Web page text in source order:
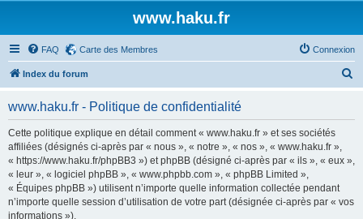
www.haku.fr
FAQ Carte des Membres Connexion
Index du forum
www.haku.fr - Politique de confidentialité
Cette politique explique en détail comment « www.haku.fr » et ses sociétés
affiliées (désignés ci-après par « nous », « notre », « nos », « www.haku.fr »,
« https://www.haku.fr/phpBB3 ») et phpBB (désigné ci-après par « ils », « eux »,
« leur », « logiciel phpBB », « www.phpbb.com », « phpBB Limited »,
« Équipes phpBB ») utilisent n’importe quelle information collectée pendant
n’importe quelle session d’utilisation de votre part (désignée ci-après par « vos
informations »).